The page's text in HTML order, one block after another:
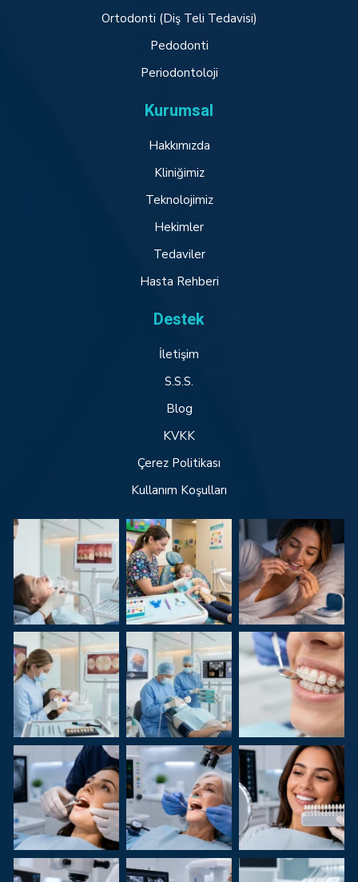
Ortodonti (Diş Teli Tedavisi)
Pedodonti
Periodontoloji
Kurumsal
Hakkımızda
Kliniğimiz
Teknolojimiz
Hekimler
Tedaviler
Hasta Rehberi
Destek
İletişim
S.S.S.
Blog
KVKK
Çerez Politikası
Kullanım Koşulları